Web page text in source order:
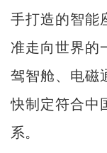
手打造的智能
准走向世界的
驾智舱、电磁
快制定符合中
系。